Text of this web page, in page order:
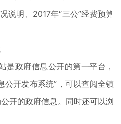
说明、2017年“三公”经费预算
是政府信息公开的第一平台，
公开发布系统”，可以查阅全镇
开的政府信息。同时还可以浏